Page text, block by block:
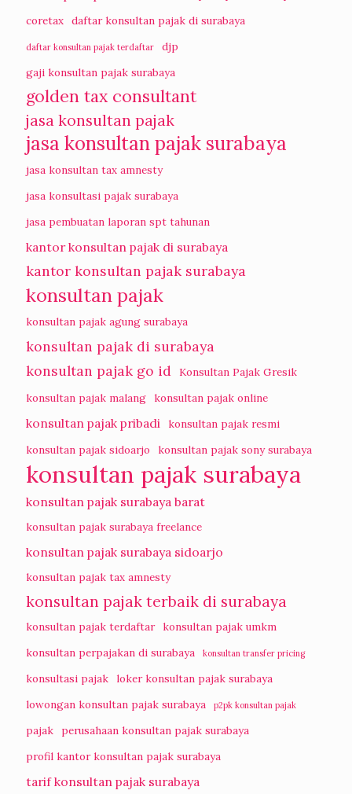
coretax daftar konsultan pajak di surabaya
daftar konsultan pajak terdaftar
djp
gaji konsultan pajak surabaya
golden tax consultant
jasa konsultan pajak
jasa konsultan pajak surabaya
jasa konsultan tax amnesty
jasa konsultasi pajak surabaya
jasa pembuatan laporan spt tahunan
kantor konsultan pajak di surabaya
kantor konsultan pajak surabaya
konsultan pajak
konsultan pajak agung surabaya
konsultan pajak di surabaya
konsultan pajak go id Konsultan Pajak Gresik
konsultan pajak malang
konsultan pajak online
konsultan pajak pribadi
konsultan pajak resmi
konsultan pajak sidoarjo
konsultan pajak sony surabaya
konsultan pajak surabaya
konsultan pajak surabaya barat
konsultan pajak surabaya freelance
konsultan pajak surabaya sidoarjo
konsultan pajak tax amnesty
konsultan pajak terbaik di surabaya
konsultan pajak terdaftar
konsultan pajak umkm
konsultan perpajakan di surabaya
konsultan transfer pricing
konsultasi pajak
loker konsultan pajak surabaya
lowongan konsultan pajak surabaya
p2pk konsultan pajak
pajak
perusahaan konsultan pajak surabaya
profil kantor konsultan pajak surabaya
tarif konsultan pajak surabaya